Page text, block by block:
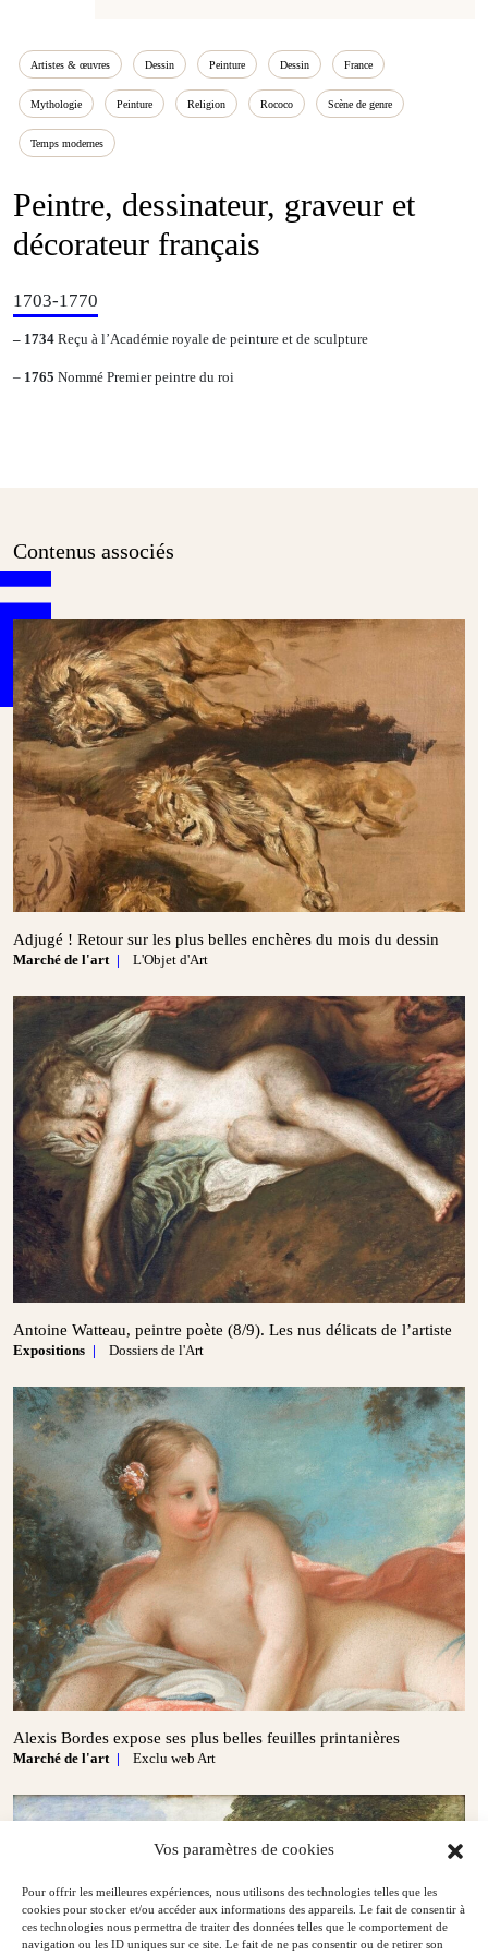
Vos paramètres de cookies
Pour offrir les meilleures expériences, nous utilisons des technologies telles que les
cookies pour stocker et/ou accéder aux informations des appareils. Le fait de consentir à
ces technologies nous permettra de traiter des données telles que le comportement de
navigation ou les ID uniques sur ce site. Le fait de ne pas consentir ou de retirer son
Artistes & œuvres Dessin Peinture Dessin France
Mythologie Peinture Religion Rococo Scène de genre
Temps modernes
Peintre, dessinateur, graveur et
décorateur français
1703-1770
– 1734 Reçu à l’Académie royale de peinture et de sculpture
– 1765 Nommé Premier peintre du roi
Contenus associés
Adjugé ! Retour sur les plus belles enchères du mois du dessin
Marché de l'art L'Objet d'Art
Antoine Watteau, peintre poète (8/9). Les nus délicats de l’artiste
Expositions Dossiers de l'Art
Alexis Bordes expose ses plus belles feuilles printanières
Marché de l'art Exclu web Art